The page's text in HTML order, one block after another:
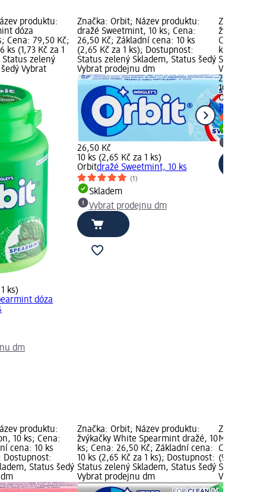
produktu:
dóza
Cena: 79,50 Kč;
ks (1,73 Kč za 1
zelený
Vybrat
ks)
dóza
dm
Značka: Orbit; Název produktu:
dražé Sweetmint, 10 ks; Cena:
26,50 Kč; Základní cena: 10 ks
(2,65 Kč za 1 ks); Dostupnost:
Status zelený Skladem, Status šedý
Vybrat prodejnu dm
26,50 Kč
10 ks (2,65 Kč za 1 ks)
Orbitdražé Sweetmint, 10 ks
(1)
Skladem
Vybrat prodejnu dm
Značka:
žvýkačky
Cena:
ks (2,65 Kč
Status
Vybrat
26,50 Kč
10 ks (2,65
Orbit
10 ks
produktu:
10 ks; Cena:
cena: 10 ks
Dostupnost:
Status šedý
Značka: Orbit; Název produktu:
žvýkačky White Spearmint dražé, 10
ks; Cena: 26,50 Kč; Základní cena:
10 ks (2,65 Kč za 1 ks); Dostupnost:
Status zelený Skladem, Status šedý
Vybrat prodejnu dm
Značka:
Mints
Cena:
(9,46 Kč za
Status
Vybrat